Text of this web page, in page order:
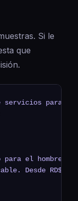
Si le
que
servicios para
el hombre
Desde RD$350.